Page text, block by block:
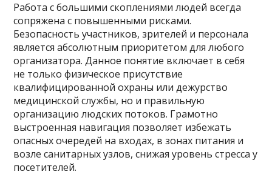
Работа с большими скоплениями людей всегда
сопряжена с повышенными рисками.
Безопасность участников, зрителей и персонала
является абсолютным приоритетом для любого
организатора. Данное понятие включает в себя
не только физическое присутствие
квалифицированной охраны или дежурство
медицинской службы, но и правильную
организацию людских потоков. Грамотно
выстроенная навигация позволяет избежать
опасных очередей на входах, в зонах питания и
возле санитарных узлов, снижая уровень стресса у
посетителей.